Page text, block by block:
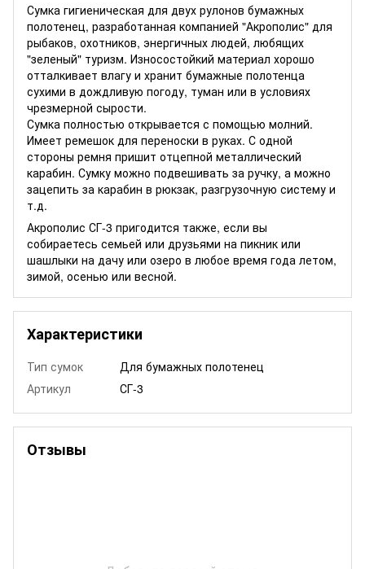
Сумка гигиеническая для двух рулонов бумажных
полотенец, разработанная компанией "Акрополис" для
рыбаков, охотников, энергичных людей, любящих
"зеленый" туризм. Износостойкий материал хорошо
отталкивает влагу и хранит бумажные полотенца
сухими в дождливую погоду, туман или в условиях
чрезмерной сырости.
Сумка полностью открывается с помощью молний.
Имеет ремешок для переноски в руках. С одной
стороны ремня пришит отцепной металлический
карабин. Сумку можно подвешивать за ручку, а можно
зацепить за карабин в рюкзак, разгрузочную систему и
т.д.
Акрополис СГ-3 пригодится также, если вы
собираетесь семьей или друзьями на пикник или
шашлыки на дачу или озеро в любое время года летом,
зимой, осенью или весной.
Характеристики
Тип сумок
Для бумажных полотенец
Артикул
СГ-3
Отзывы